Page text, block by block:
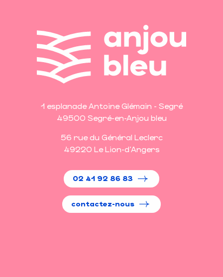
1 esplanade Antoine Glémain - Segré
49500 Segré-en-Anjou bleu
56 rue du Général Leclerc
49220 Le Lion-d'Angers
02 41 92 86 83
contactez-nous